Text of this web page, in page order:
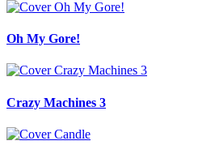
Oh My Gore!
Crazy Machines 3